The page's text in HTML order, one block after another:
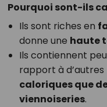
Pourquoi sont-ils
Ils sont riches en
donne une haute
Ils contiennent
rapport à d’autres
caloriques que
viennoiseries.